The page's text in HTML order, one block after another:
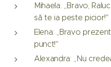
Mihaela: ,,Bravo,
să te ia peste picior!"
Elena: ,,Bravo
punct!"
Alexandra: ,,Nu